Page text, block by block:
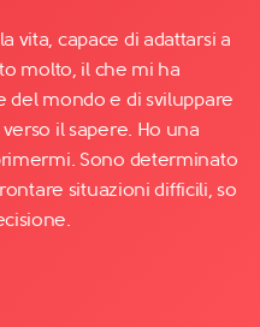
vita, capace di adattarsi a
molto, il che mi ha
del mondo e di sviluppare
il sapere. Ho una
Sono determinato
situazioni difficili, so